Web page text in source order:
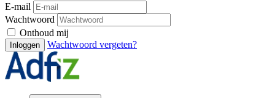
E-mail
Wachtwoord
Onthoud mij
Inloggen Wachtwoord vergeten?